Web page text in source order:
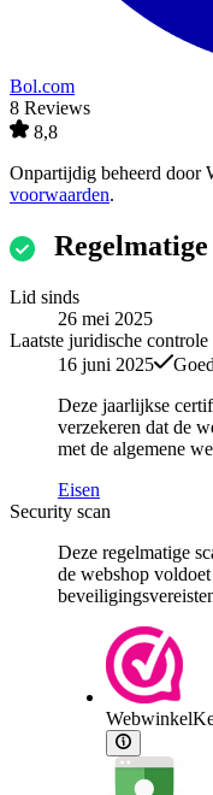
Bol.com
8 Reviews
8,8
Onpartijdig beheerd door
voorwaarden.
Lid sinds
26 mei 2025
Laatste juridische controle
16 juni 2025
Deze jaarlijkse
verzekeren dat de
met de algemene
Eisen
Security scan
Deze regelmatige
de webshop